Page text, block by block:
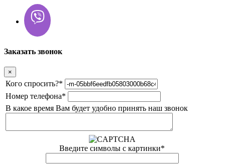
Заказать звонок
×
Кого спросить?*
Номер телефона*
В какое время Вам будет удобно принять наш звонок
Введите символы с картинки*